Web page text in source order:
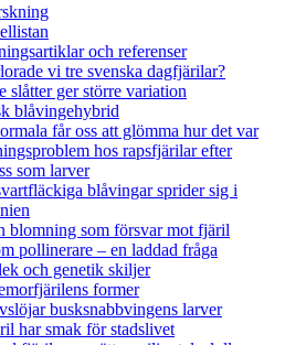
och referenser
vi tre svenska dagfjärilar?
slåtter ger större variation
blåvingehybrid
får oss att glömma hur det var
hos rapsfjärilar efter
som larver
blåvingar sprider sig i
blomning som försvar mot fjäril
pollinerare – en laddad fråga
och genetik skiljer
former
busksnabbvingens larver
har smak för stadslivet